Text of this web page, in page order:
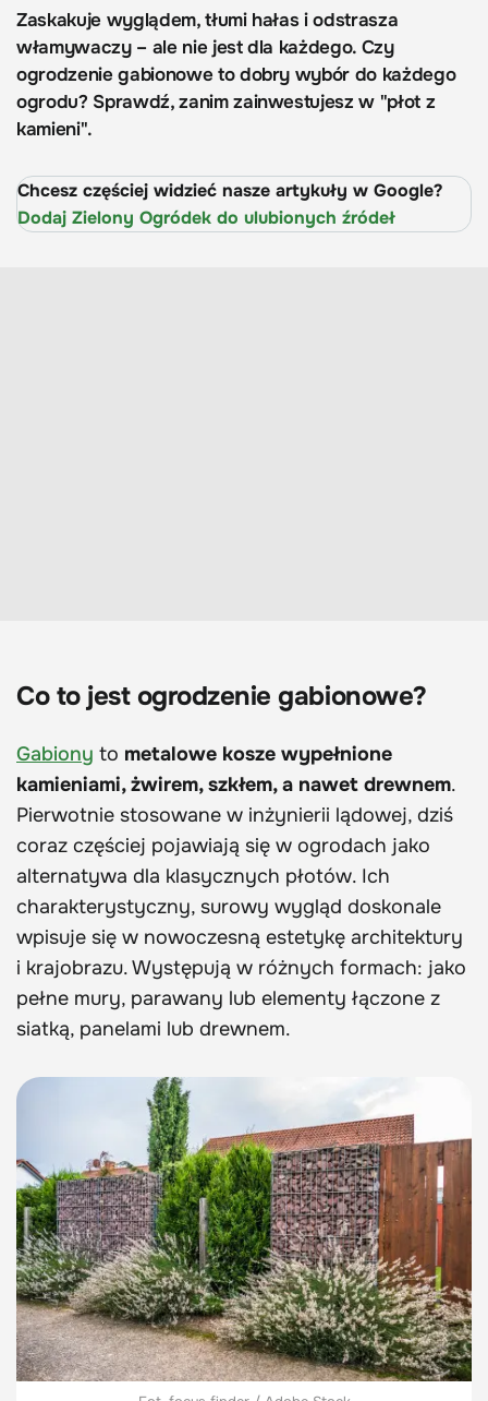
Zaskakuje wyglądem, tłumi hałas i odstrasza
włamywaczy – ale nie jest dla każdego. Czy
ogrodzenie gabionowe to dobry wybór do każdego
ogrodu? Sprawdź, zanim zainwestujesz w "płot z
kamieni".
Chcesz częściej widzieć nasze artykuły w Google?
Dodaj Zielony Ogródek do ulubionych źródeł
Co to jest ogrodzenie gabionowe?
Gabiony to metalowe kosze wypełnione
kamieniami, żwirem, szkłem, a nawet drewnem.
Pierwotnie stosowane w inżynierii lądowej, dziś
coraz częściej pojawiają się w ogrodach jako
alternatywa dla klasycznych płotów. Ich
charakterystyczny, surowy wygląd doskonale
wpisuje się w nowoczesną estetykę architektury
i krajobrazu. Występują w różnych formach: jako
pełne mury, parawany lub elementy łączone z
siatką, panelami lub drewnem.